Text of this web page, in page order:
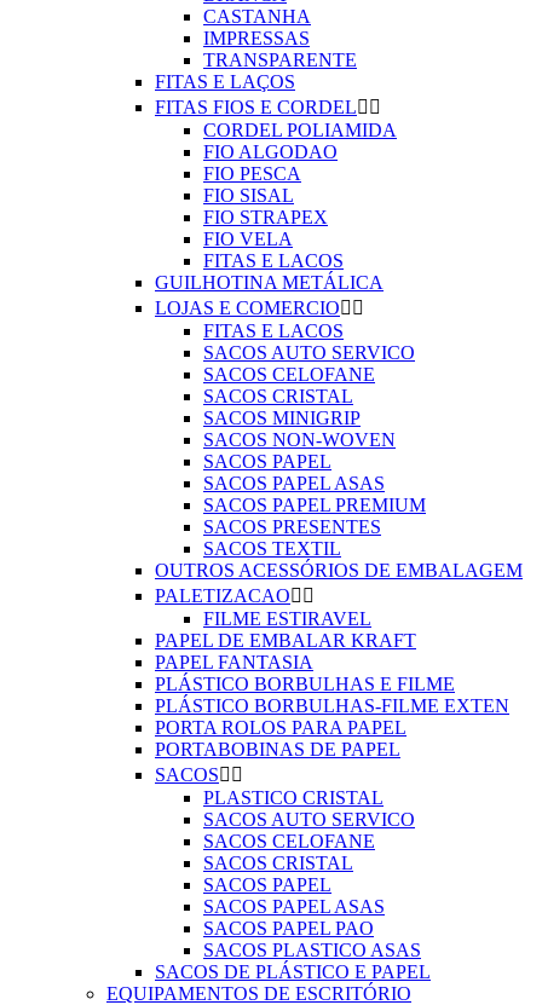
CASTANHA
IMPRESSAS
TRANSPARENTE
FITAS E LAÇOS
FITAS FIOS E CORDEL 
CORDEL POLIAMIDA
FIO ALGODAO
FIO PESCA
FIO SISAL
FIO STRAPEX
FIO VELA
FITAS E LACOS
GUILHOTINA METÁLICA
LOJAS E COMERCIO 
FITAS E LACOS
SACOS AUTO SERVICO
SACOS CELOFANE
SACOS CRISTAL
SACOS MINIGRIP
SACOS NON-WOVEN
SACOS PAPEL
SACOS PAPEL ASAS
SACOS PAPEL PREMIUM
SACOS PRESENTES
SACOS TEXTIL
OUTROS ACESSÓRIOS DE EMBALAGEM
PALETIZACAO 
FILME ESTIRAVEL
PAPEL DE EMBALAR KRAFT
PAPEL FANTASIA
PLÁSTICO BORBULHAS E FILME
PLÁSTICO BORBULHAS-FILME EXTEN
PORTA ROLOS PARA PAPEL
PORTABOBINAS DE PAPEL
SACOS 
PLASTICO CRISTAL
SACOS AUTO SERVICO
SACOS CELOFANE
SACOS CRISTAL
SACOS PAPEL
SACOS PAPEL ASAS
SACOS PAPEL PAO
SACOS PLASTICO ASAS
SACOS DE PLÁSTICO E PAPEL
EQUIPAMENTOS DE ESCRITÓRIO